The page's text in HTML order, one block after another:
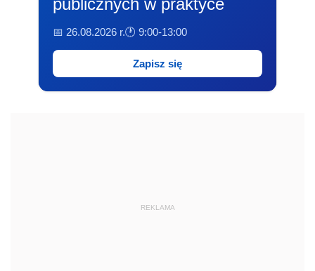
📅 26.08.2026 r.🕐 9:00-13:00
Zapisz się
REKLAMA